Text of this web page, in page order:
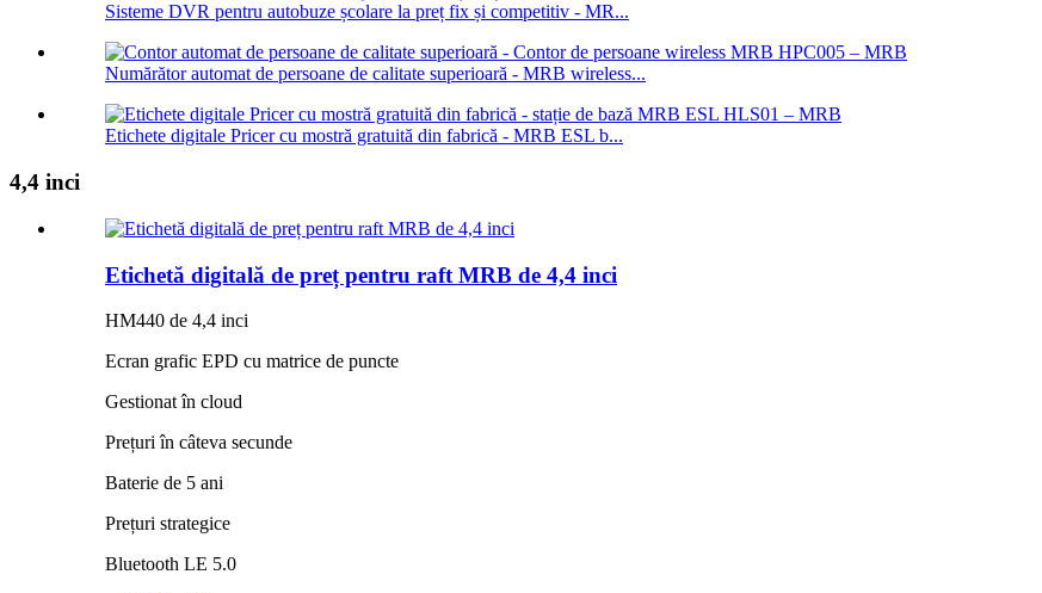
Sisteme DVR pentru autobuze școlare la preț fix și competitiv - MR...
Numărător automat de persoane de calitate superioară - MRB wireless...
Etichete digitale Pricer cu mostră gratuită din fabrică - MRB ESL b...
4,4 inci
Etichetă digitală de preț pentru raft MRB de 4,4 inci
HM440 de 4,4 inci
Ecran grafic EPD cu matrice de puncte
Gestionat în cloud
Prețuri în câteva secunde
Baterie de 5 ani
Prețuri strategice
Bluetooth LE 5.0